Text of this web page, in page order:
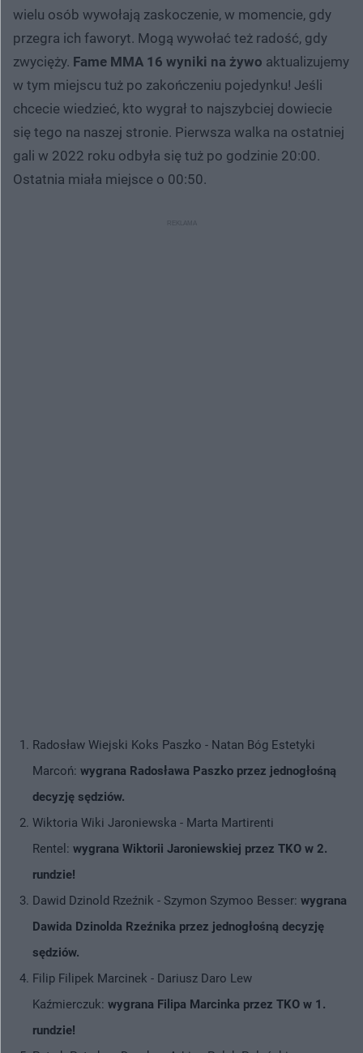
wielu osób wywołają zaskoczenie, w momencie, gdy
przegra ich faworyt. Mogą wywołać też radość, gdy
zwycięży. Fame MMA 16 wyniki na żywo aktualizujemy
w tym miejscu tuż po zakończeniu pojedynku! Jeśli
chcecie wiedzieć, kto wygrał to najszybciej dowiecie
się tego na naszej stronie. Pierwsza walka na ostatniej
gali w 2022 roku odbyła się tuż po godzinie 20:00.
Ostatnia miała miejsce o 00:50.
Radosław Wiejski Koks Paszko - Natan Bóg Estetyki
Marcoń: wygrana Radosława Paszko przez jednogłośną
decyzję sędziów.
Wiktoria Wiki Jaroniewska - Marta Martirenti
Rentel: wygrana Wiktorii Jaroniewskiej przez TKO w 2.
rundzie!
Dawid Dzinold Rzeźnik - Szymon Szymoo Besser: wygrana
Dawida Dzinolda Rzeźnika przez jednogłośną decyzję
sędziów.
Filip Filipek Marcinek - Dariusz Daro Lew
Kaźmierczuk: wygrana Filipa Marcinka przez TKO w 1.
rundzie!